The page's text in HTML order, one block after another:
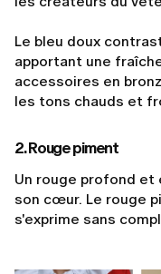
Le bleu doux
apportant une
accessoires en
les tons chauds et
2. Rouge piment
Un rouge profond et
son cœur. Le rouge
s'exprime sans